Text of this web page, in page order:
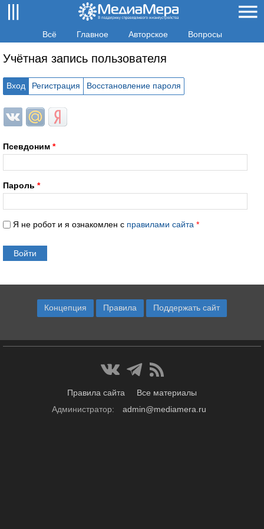
Всё Главное Авторское Вопросы
Учётная запись пользователя
Вход Регистрация Восстановление пароля
Login with ВКонтакте
Login with Mail.ru
Login with Яндекс
Псевдоним *
Пароль *
Я не робот и я ознакомлен с правилами сайта *
Концепция Правила Поддержать сайт
Правила сайта
Все материалы
Администратор:
admin@mediamera.ru